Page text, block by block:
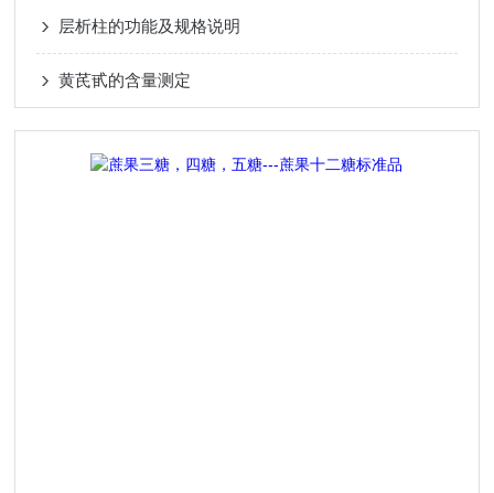
层析柱的功能及规格说明
黄芪甙的含量测定